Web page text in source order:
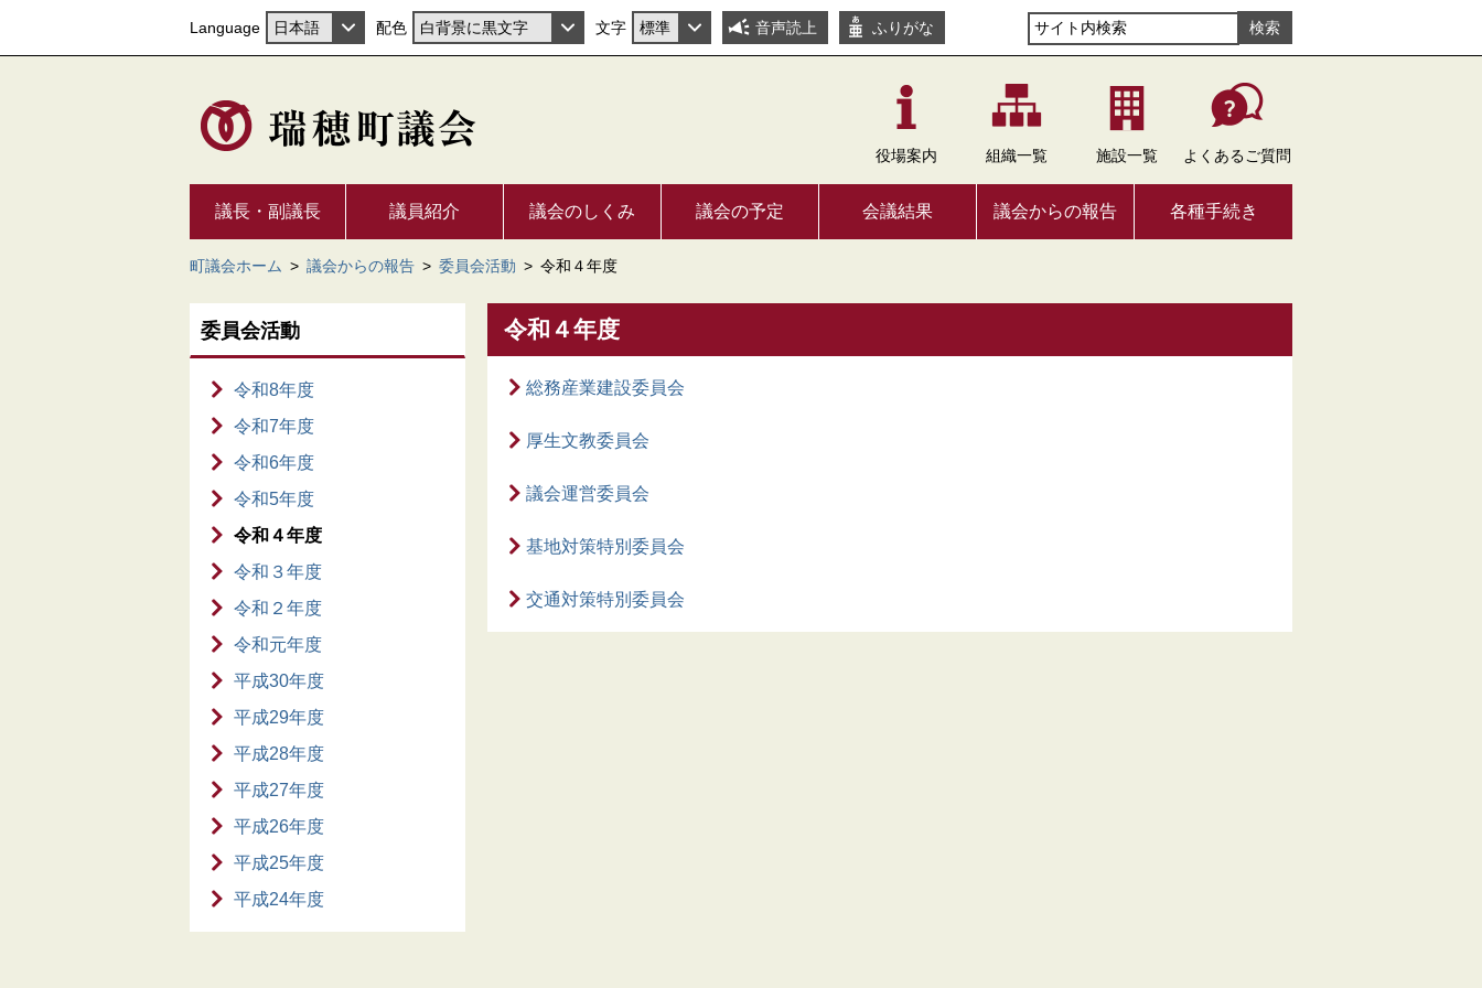
Language 配色 文字 音声読上 ふりがな
役場案内 組織一覧 施設一覧 よくあるご質問
議長・副議長 議員紹介 議会のしくみ 議会の予定 会議結果 議会からの報告 各種手続き
町議会ホーム > 議会からの報告 > 委員会活動 > 令和４年度
令和４年度
総務産業建設委員会
厚生文教委員会
議会運営委員会
基地対策特別委員会
交通対策特別委員会
委員会活動
令和8年度
令和7年度
令和6年度
令和5年度
令和４年度
令和３年度
令和２年度
令和元年度
平成30年度
平成29年度
平成28年度
平成27年度
平成26年度
平成25年度
平成24年度